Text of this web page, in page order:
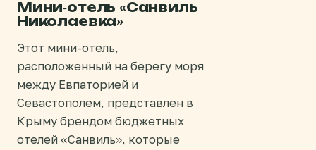
Мини-отель «Санвиль
Николаевка»
Этот мини-отель,
расположенный на берегу моря
между Евпаторией и
Севастополем, представлен в
Крыму брендом бюджетных
отелей «Санвиль», которые